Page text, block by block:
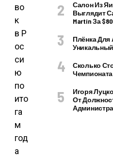
во
к
в Р
ос
си
ю
по
ито
га
м
год
а
Салон Из
Выглядит
Martin За
Плёнка
Сколько
Игоря
От